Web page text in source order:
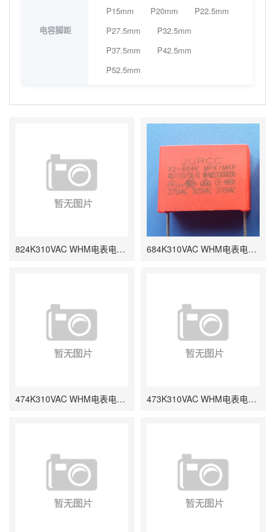
电容脚距
P15mm
P20mm
P22.5mm
P27.5mm
P32.5mm
P37.5mm
P42.5mm
P52.5mm
824K310VAC WHM电表电容 0.82UF P22.5 26*11*20 684K310VAC WHM电表电容 0.68UF P15 P22.5
474K310VAC WHM电表电容 0.47UF P15 P22.5 473K310VAC WHM电表电容 0.047UF P10 12*5*11